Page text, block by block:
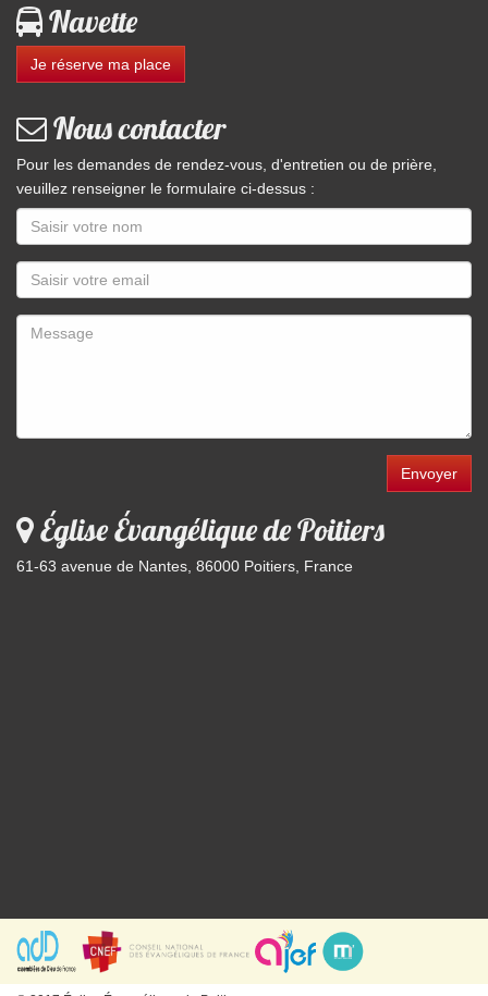
Navette
Je réserve ma place
Nous contacter
Pour les demandes de rendez-vous, d'entretien ou de prière,
veuillez renseigner le formulaire ci-dessus :
Envoyer
Église Évangélique de Poitiers
61-63 avenue de Nantes, 86000 Poitiers, France